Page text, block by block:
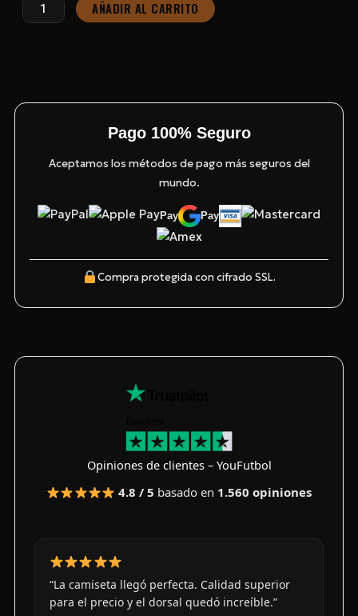
Marino
Basic
AÑADIR AL CARRITO
Pago 100% Seguro
Aceptamos los métodos de pago más seguros del
mundo.
Pay Pay
Compra protegida con cifrado SSL.
Opiniones de clientes – YouFutbol
4.8 / 5 basado en 1.560 opiniones
“La camiseta llegó perfecta. Calidad superior
para el precio y el dorsal quedó increíble.”